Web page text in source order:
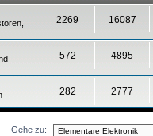
2269 16087
572 4895
282 2777
Gehe zu: